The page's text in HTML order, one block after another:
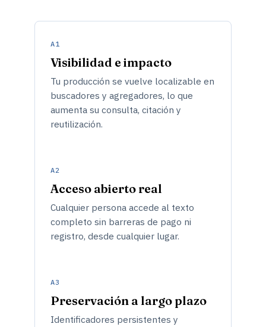
A1
Visibilidad e impacto
Tu producción se vuelve localizable en
buscadores y agregadores, lo que
aumenta su consulta, citación y
reutilización.
A2
Acceso abierto real
Cualquier persona accede al texto
completo sin barreras de pago ni
registro, desde cualquier lugar.
A3
Preservación a largo plazo
Identificadores persistentes y